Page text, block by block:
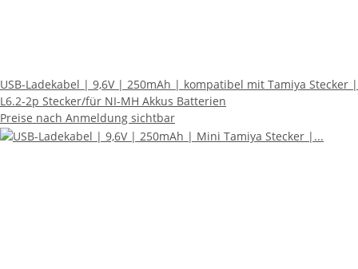
USB-Ladekabel | 9,6V | 250mAh | kompatibel mit Tamiya Stecker |
L6.2-2p Stecker/für NI-MH Akkus Batterien
Preise nach Anmeldung sichtbar